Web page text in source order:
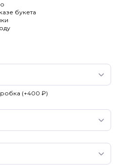
букета
(+400 ₽)